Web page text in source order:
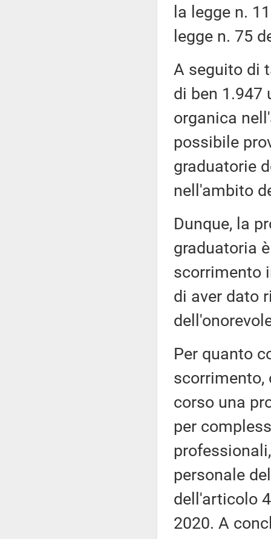
la legge n.
legge n. 75
A seguito di
di ben 1.947
organica
possibile
graduatorie
nell'ambito
Dunque, la
graduatoria
scorrimento
di aver dato
Per quanto
scorrimento,
corso una
per
personale
dell'articolo
2020. A